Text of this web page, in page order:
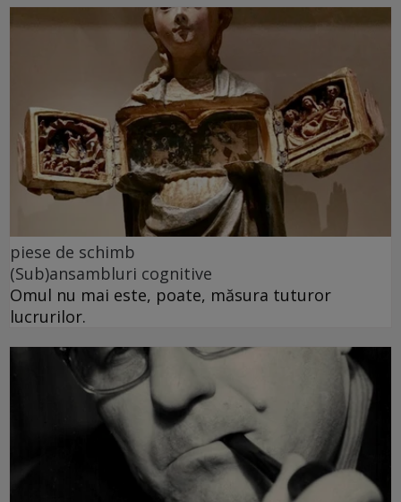
piese de schimb
(Sub)ansambluri cognitive
Omul nu mai este, poate, măsura tuturor
lucrurilor.